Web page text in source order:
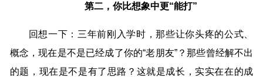
第二，你比想象中更“能打”
回想一下：三年前刚入学时，那些让你头疼的公式、
概念，现在是不是已经成了你的“老朋友”？那些曾经解不出
的题，现在是不是有了思路？这就是成长，实实在在的成